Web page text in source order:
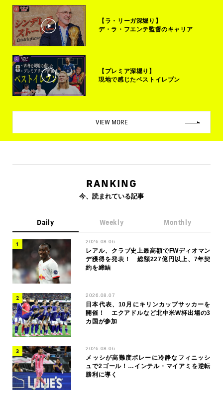
【ラ・リーガ深堀り】
デ・ラ・フエンテ監督のキャリア
【プレミア深堀り】
現地で感じたベストイレブン
VIEW MORE
RANKING
今、読まれている記事
Daily Weekly Monthly
2026.08.06
レアル、クラブ史上最高額でFWディオマン
デ獲得を発表！ 総額227億円以上、7年契
約を締結
2026.08.07
日本代表、10月にキリンカップサッカーを
開催！ エクアドルなど北中米W杯出場の3
カ国が参加
2026.08.06
メッシが高難度ボレーに冷静なフィニッシ
ュで2ゴール！…インテル・マイアミを逆転
勝利に導く